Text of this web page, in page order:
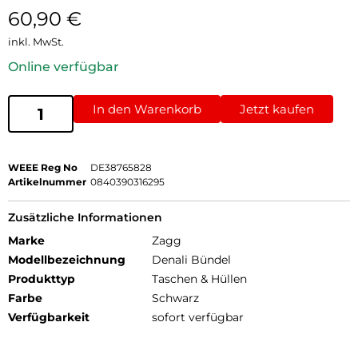
60,90 €
inkl. MwSt.
Online verfügbar
In den Warenkorb Jetzt kaufen
WEEE Reg No
DE38765828
Artikelnummer 0840390316295
Zusätzliche Informationen
Marke
Zagg
Modellbezeichnung
Denali Bündel
Produkttyp
Taschen & Hüllen
Farbe
Schwarz
Verfügbarkeit
sofort verfügbar